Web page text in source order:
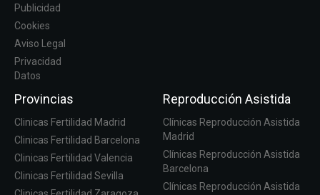
Publicidad
Cookies
Aviso Legal
Privacidad
Datos
Provincias
Clinicas Fertilidad Madrid
Clinicas Fertilidad Barcelona
Clinicas Fertilidad Valencia
Clinicas Fertilidad Sevilla
Reproducción Asistida
Clínicas Reproducción Asistida
Madrid
Clínicas Reproducción Asistida
Barcelona
Clínicas Reproducción Asistida